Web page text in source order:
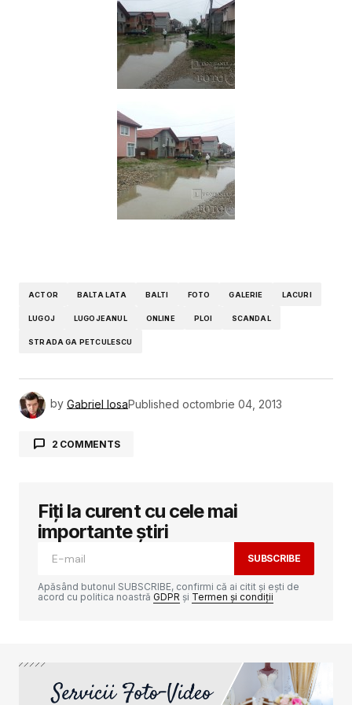
ACTOR BALTA LATA BALTI FOTO GALERIE LACURI
LUGOJ LUGOJEANUL ONLINE PLOI SCANDAL
STRADA GA PETCULESCU
by Gabriel IosaPublished octombrie 04, 2013
2 COMMENTS
Helloooo ! Este balata lata!!! Zona era o mlastina
inainte ,balti, muuuulte balti, ce naiba va mirati?
RĂSPUNDE
hotarit cum sa se numeasca dupa asanare
Balta seaca, Fosta balta?
Fiți la curent cu cele mai
importante știri
SUBSCRIBE
Apăsând butonul SUBSCRIBE, confirmi că ai citit și ești de
acord cu politica noastră GDPR și Termen și condiții